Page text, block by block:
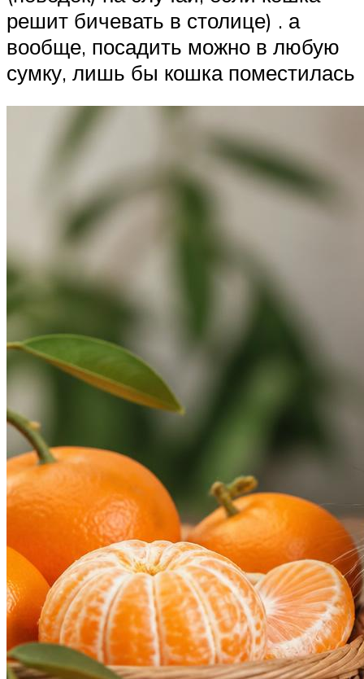
решит бичевать в столице) . а
вообще, посадить можно в любую
сумку, лишь бы кошка поместилась